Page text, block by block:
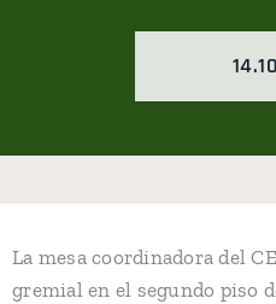
La mesa coordinadora del
gremial en el segundo piso